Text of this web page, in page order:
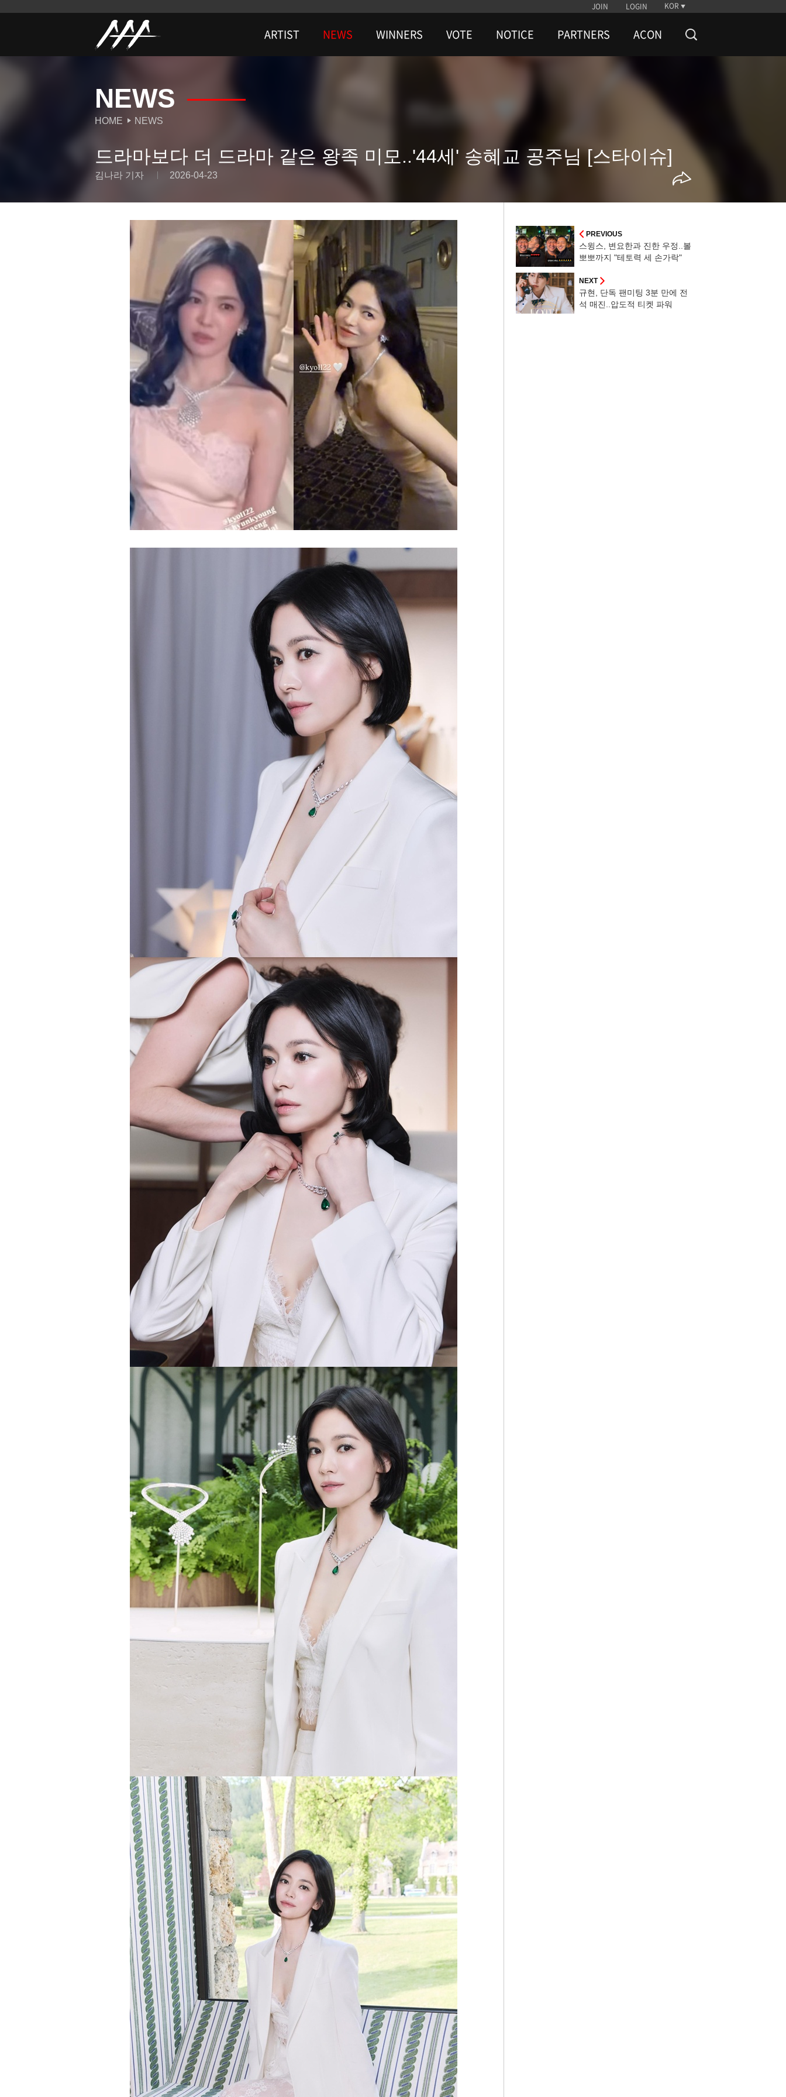
JOIN LOGIN KOR
ARTIST NEWS WINNERS VOTE NOTICE PARTNERS ACON
NEWS
HOME NEWS
드라마보다 더 드라마 같은 왕족 미모..'44세' 송혜교 공주님 [스타이슈]
김나라 기자 2026-04-23
PREVIOUS
스윙스, 변요한과 진한 우정..볼
뽀뽀까지 "테토력 세 손가락"
NEXT
규현, 단독 팬미팅 3분 만에 전
석 매진..압도적 티켓 파워